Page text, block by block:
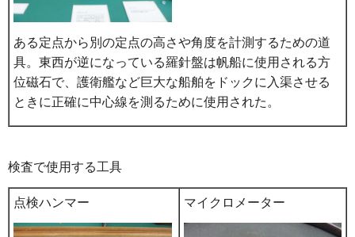
ある定点から別の定点の高さや角度を計測するための道
具。東西が逆になっている羅針盤は帆船に使用される方
位磁石で、護衛艦など巨大な船舶をドックに入渠させる
ときに正確に中心線を測るために使用された。
検査で使用する工具
点検ハンマー マイクロメーター